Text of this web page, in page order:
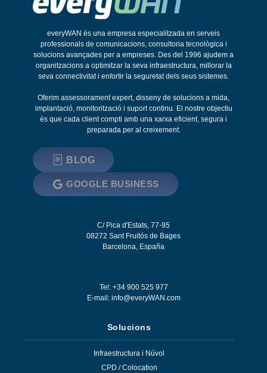
everyWAN és una empresa especialitzada en serveis
professionals de comunicacions, consultoria tecnològica i
solucions avançades per a empreses. Des del 1996 ajudem a
organitzacions a optimitzar la seva infraestructura, millorar la
seva connectivitat i enfortir la seguretat dels seus sistemes.
Oferim assessorament expert, disseny de solucions a mida,
implantació, monitorització i suport continu. El nostre objectiu
és que cada client compti amb una xarxa eficient, segura i
preparada per al creixement.
BLOG
GOOGLE BUSINESS
C/ Pica d'Estats, 77-95
08272 Sant Fruitós de Bages
Barcelona, España
Tel: +34 900 525 977
E-mail: info@everyWAN.com
Solucions
Infraestructura i Núvol
CPD / Colocation